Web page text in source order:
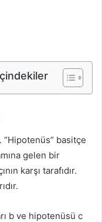
basitçe
gelen bir
karşı tarafıdır.
b ve hipotenüsü c